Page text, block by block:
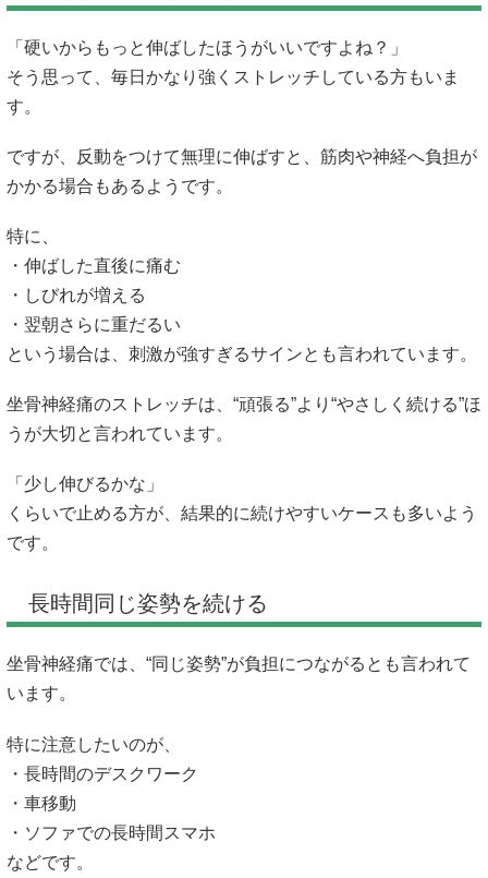
「硬いからもっと伸ばしたほうがいいですよね？」
そう思って、毎日かなり強くストレッチしている方もいま
す。
ですが、反動をつけて無理に伸ばすと、筋肉や神経へ負担が
かかる場合もあるようです。
特に、
・伸ばした直後に痛む
・しびれが増える
・翌朝さらに重だるい
という場合は、刺激が強すぎるサインとも言われています。
坐骨神経痛のストレッチは、“頑張る”より“やさしく続ける”ほ
うが大切と言われています。
「少し伸びるかな」
くらいで止める方が、結果的に続けやすいケースも多いよう
です。
長時間同じ姿勢を続ける
坐骨神経痛では、“同じ姿勢”が負担につながるとも言われて
います。
特に注意したいのが、
・長時間のデスクワーク
・車移動
・ソファでの長時間スマホ
などです。